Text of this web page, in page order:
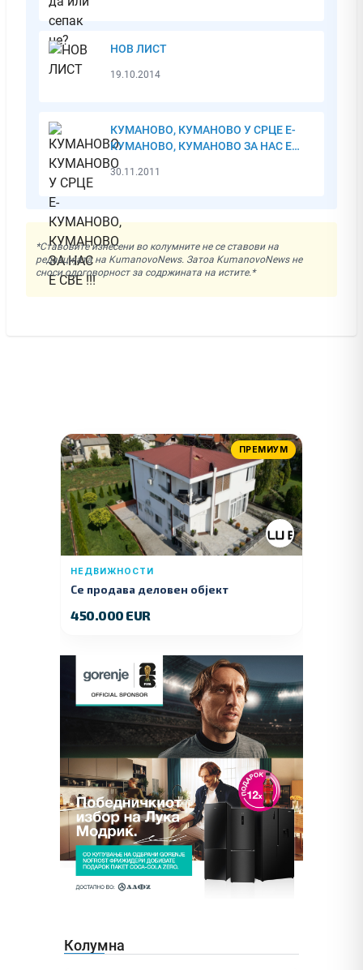
НОВ ЛИСТ
19.10.2014
КУМАНОВО, КУМАНОВО У СРЦЕ Е-
КУМАНОВО, КУМАНОВО ЗА НАС Е
СВЕ !!!
30.11.2011
*Ставовите изнесени во колумните не се ставови на
редакцијата на KumanovoNews. Затоа KumanovoNews не
сноси одоговорност за содржината на истите.*
ПРЕМИУМ
НЕДВИЖНОСТИ
Се продава деловен објект
450.000 EUR
Колумна